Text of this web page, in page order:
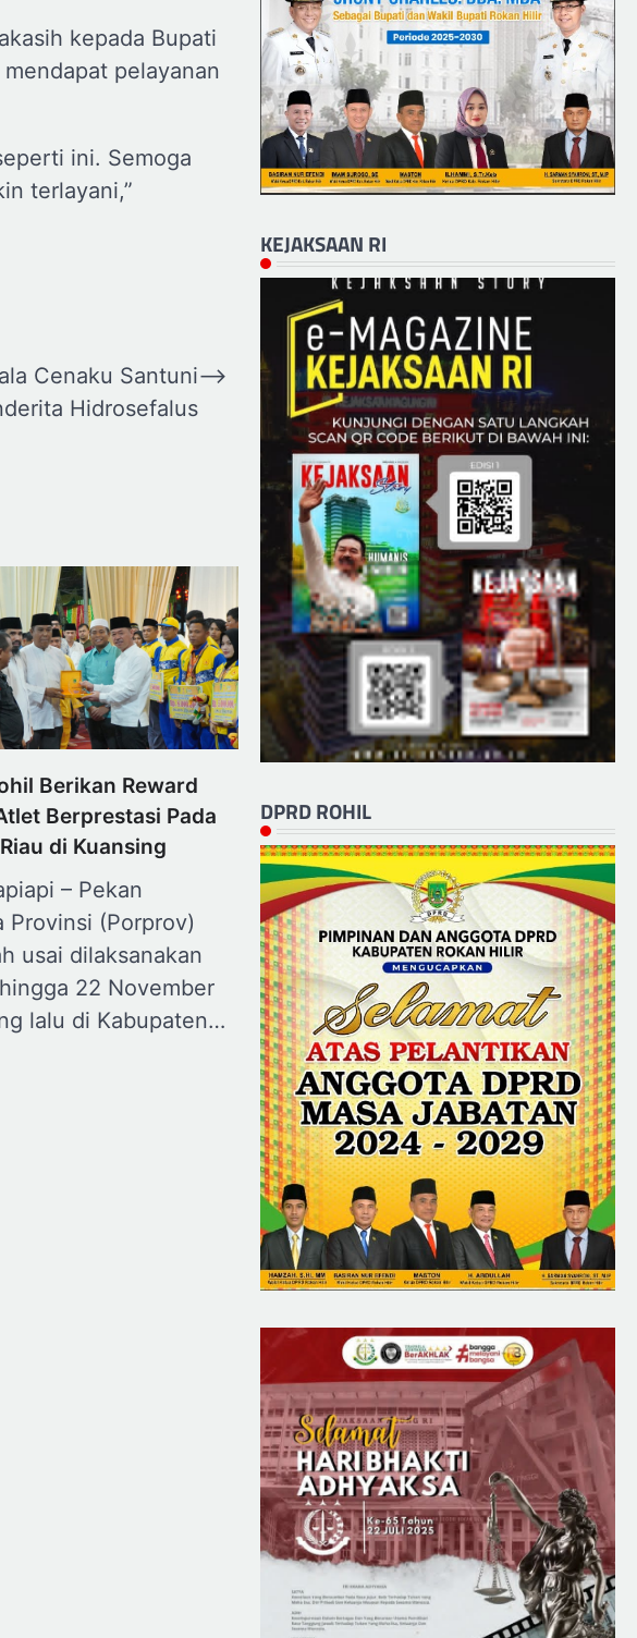
kepada Bupati
pelayanan
ini. Semoga
terlayani,”
Cenaku Santuni
Hidrosefalus
⟶
Berikan Reward
Berprestasi Pada
di Kuansing
– Pekan
Provinsi (Porprov)
usai dilaksanakan
22 November
lalu di Kabupaten…
KEJAKSAAN RI
DPRD ROHIL